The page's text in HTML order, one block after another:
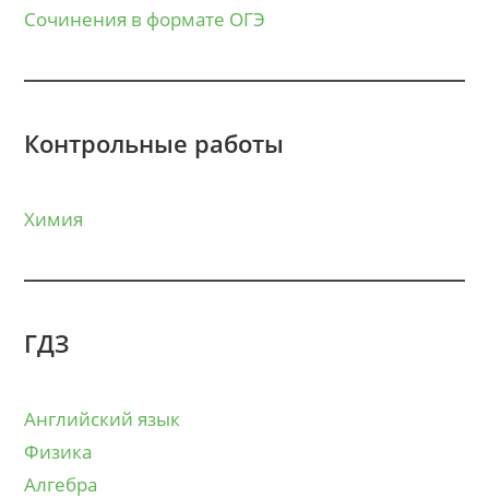
Сочинения в формате ОГЭ
Контрольные работы
Химия
ГДЗ
Английский язык
Физика
Алгебра